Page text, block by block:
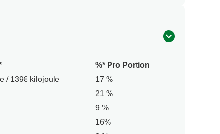
Speisesalz, Säuerungsmittel
Gerste, Hafer, Ei, Milch, Sellerie, Senf
%* Pro Portion
/ 1398 kilojoule
17 %
21 %
9 %
16%